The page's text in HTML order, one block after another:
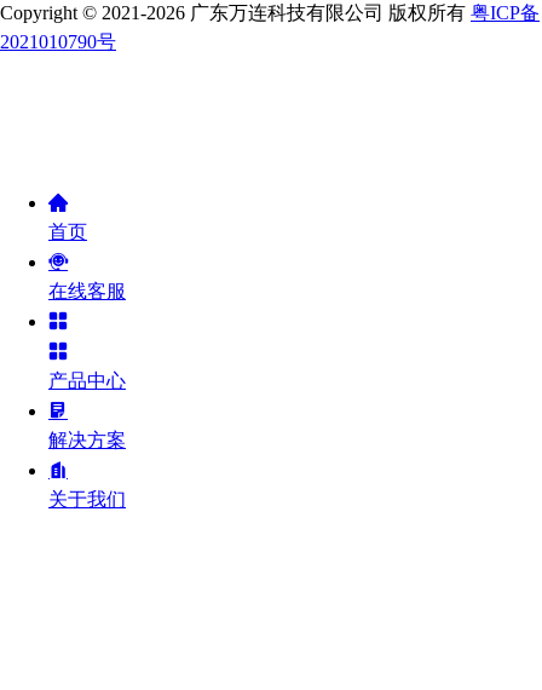
Copyright © 2021-2026 广东万连科技有限公司 版权所有 粤ICP备
2021010790号
首页
在线客服
产品中心
解决方案
关于我们